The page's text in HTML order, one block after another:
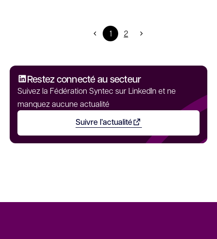
1 2
Restez connecté au secteur
Suivez la Fédération Syntec sur LinkedIn et ne
manquez aucune actualité
Suivre l’actualitéOuvrir dans un nouvel onglet